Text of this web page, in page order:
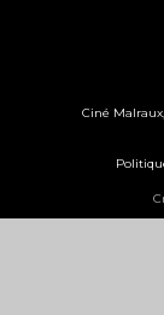
Ciné Malraux